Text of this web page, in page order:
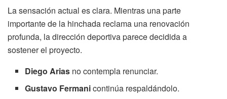
La sensación actual es clara. Mientras una parte
importante de la hinchada reclama una renovación
profunda, la dirección deportiva parece decidida a
sostener el proyecto.
Diego Arias no contempla renunciar.
Gustavo Fermanicontinúa respaldándolo.